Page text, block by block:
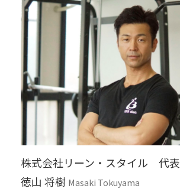
株式会社リーン・スタイル 代表
徳山 将樹 Masaki Tokuyama